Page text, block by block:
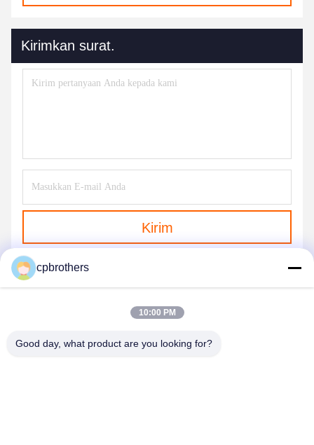
Kirimkan surat.
Kirim
cpbrothers
10:00 PM
Good day, what product are you looking for?